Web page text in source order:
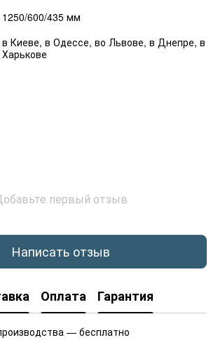
1250/600/435 мм
в Киеве, в Одессе, во Львове, в Днепре, в
Харькове
первый отзыв
Написать отзыв
Оплата Гарантия
— бесплатно